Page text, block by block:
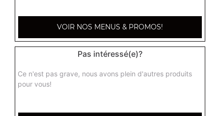
VOIR NOS MENUS & PROMOS!
Pas intéressé(e)?
Ce n'est pas grave, nous avons plein d'autres produits
pour vous!